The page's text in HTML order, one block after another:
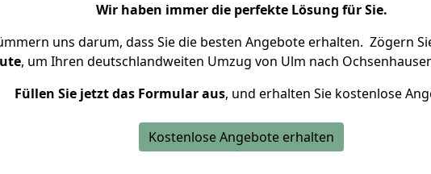
Wir haben immer die perfekte Lösung für Sie.
uns darum, dass Sie die besten Angebote erhalten. Zögern
, um Ihren deutschlandweiten Umzug von Ulm nach
Füllen Sie jetzt das Formular aus, und erhalten Sie kostenlose
Kostenlose Angebote erhalten